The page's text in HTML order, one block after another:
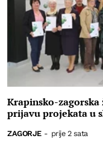
Krapinsko-
prijavu projekata u
ZAGORJE - prije 2 sata